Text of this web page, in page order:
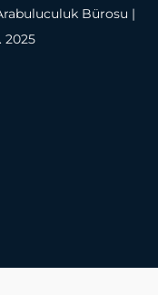
Bürosu |
2025